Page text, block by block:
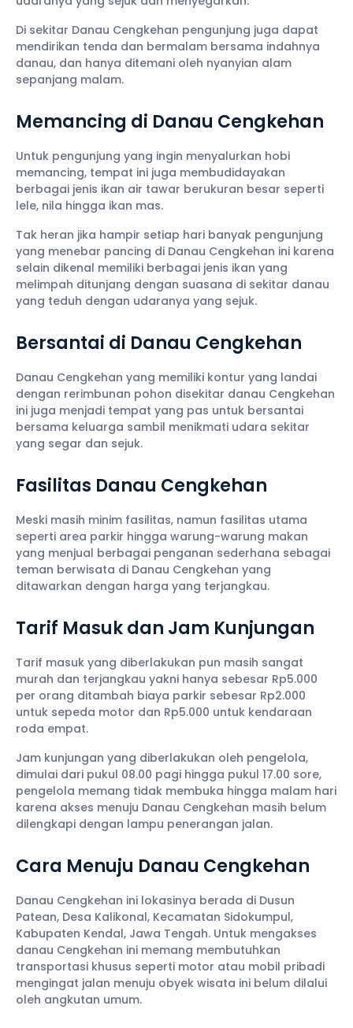
Di sekitar Danau Cengkehan pengunjung juga dapat
mendirikan tenda dan bermalam bersama indahnya
danau, dan hanya ditemani oleh nyanyian alam
sepanjang malam.
Memancing di Danau Cengkehan
Untuk pengunjung yang ingin menyalurkan hobi
memancing, tempat ini juga membudidayakan
berbagai jenis ikan air tawar berukuran besar seperti
lele, nila hingga ikan mas.
Tak heran jika hampir setiap hari banyak pengunjung
yang menebar pancing di Danau Cengkehan ini karena
selain dikenal memiliki berbagai jenis ikan yang
melimpah ditunjang dengan suasana di sekitar danau
yang teduh dengan udaranya yang sejuk.
Bersantai di Danau Cengkehan
Danau Cengkehan yang memiliki kontur yang landai
dengan rerimbunan pohon disekitar danau Cengkehan
ini juga menjadi tempat yang pas untuk bersantai
bersama keluarga sambil menikmati udara sekitar
yang segar dan sejuk.
Fasilitas Danau Cengkehan
Meski masih minim fasilitas, namun fasilitas utama
seperti area parkir hingga warung-warung makan
yang menjual berbagai penganan sederhana sebagai
teman berwisata di Danau Cengkehan yang
ditawarkan dengan harga yang terjangkau.
Tarif Masuk dan Jam Kunjungan
Tarif masuk yang diberlakukan pun masih sangat
murah dan terjangkau yakni hanya sebesar Rp5.000
per orang ditambah biaya parkir sebesar Rp2.000
untuk sepeda motor dan Rp5.000 untuk kendaraan
roda empat.
Jam kunjungan yang diberlakukan oleh pengelola,
dimulai dari pukul 08.00 pagi hingga pukul 17.00 sore,
pengelola memang tidak membuka hingga malam hari
karena akses menuju Danau Cengkehan masih belum
dilengkapi dengan lampu penerangan jalan.
Cara Menuju Danau Cengkehan
Danau Cengkehan ini lokasinya berada di Dusun
Patean, Desa Kalikonal, Kecamatan Sidokumpul,
Kabupaten Kendal, Jawa Tengah. Untuk mengakses
danau Cengkehan ini memang membutuhkan
transportasi khusus seperti motor atau mobil pribadi
mengingat jalan menuju obyek wisata ini belum dilalui
oleh angkutan umum.